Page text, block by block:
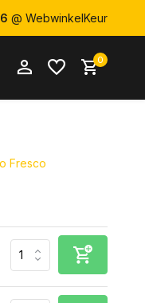
@ WebwinkelKeur
0
Fresco